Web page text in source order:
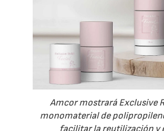
Amcor mostrará Exclusive
monomaterial de